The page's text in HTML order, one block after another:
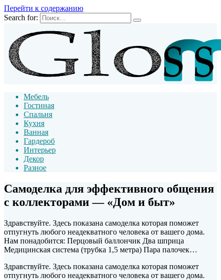
Перейти к содержанию
Search for:
Мебель
Гостиная
Спальня
Кухня
Ванная
Гардероб
Интерьер
Декор
Разное
Самоделка для эффективного общения
с коллекторами — «Дом и быт»
Здравствуйте. Здесь показана самоделка которая поможет
отпугнуть любого неадекватного человека от вашего дома.
Нам понадобится: Перцовый баллончик Два шприца
Медицинская система (трубка 1,5 метра) Пара палочек…
Здравствуйте. Здесь показана самоделка которая поможет
отпугнуть любого неадекватного человека от вашего дома.